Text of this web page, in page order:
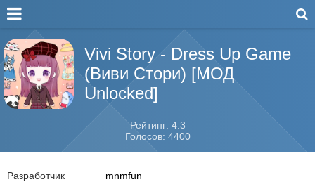
Vivi Story - Dress Up Game
(Виви Стори) [МОД
Unlocked]
Рейтинг: 4.3
Голосов: 4400
Разработчик mnmfun